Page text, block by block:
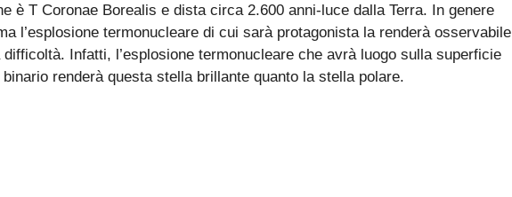
è T Coronae Borealis e dista circa 2.600 anni-luce dalla Terra. In genere
l’esplosione termonucleare di cui sarà protagonista la renderà osservabile
Infatti, l’esplosione termonucleare che avrà luogo sulla superficie
renderà questa stella brillante quanto la stella polare.